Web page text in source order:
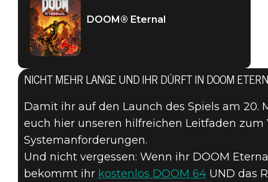
DOOM® Eternal
NICHT MEHR LANGE UND IHR DÜRFT IN DOOM
Damit ihr auf den Launch des Spiels am
euch hier unseren hilfreichen Leitfaden
Systemanforderungen.
Und nicht vergessen: Wenn ihr DOOM
bekommt ihr kostenlos DOOM 64UND das